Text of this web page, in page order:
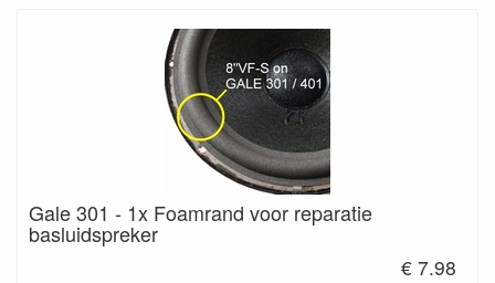
Gale 301 - 1x Foamrand voor reparatie
basluidspreker
€ 7.98